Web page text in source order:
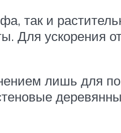
так и
Для ускорения
лишь для